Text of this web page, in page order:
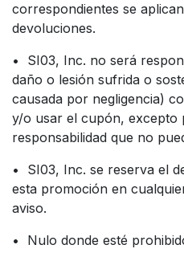
correspondientes se
devoluciones.
• SI03, Inc. no será
daño o lesión sufrida o
causada por negligencia)
y/o usar el cupón, excepto
responsabilidad que no
• SI03, Inc. se reserva el
esta promoción en
aviso.
• Nulo donde esté